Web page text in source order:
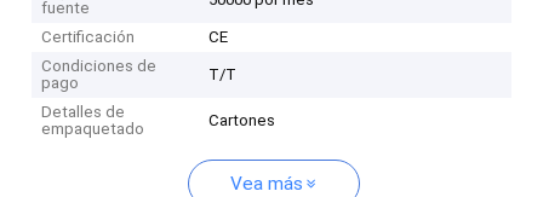
fuente
Certificación
CE
Condiciones de
pago
T/T
Detalles de
empaquetado
Cartones
Vea más